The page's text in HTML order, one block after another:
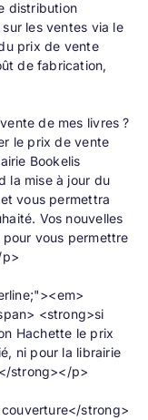
distribution
les ventes via le
prix de vente
de fabrication,
de mes livres ?
le prix de vente
Bookelis
la mise à jour du
vous permettra
Vos nouvelles
vous permettre
<strong>si
Hachette le prix
ni pour la librairie
strong></p>
strong>